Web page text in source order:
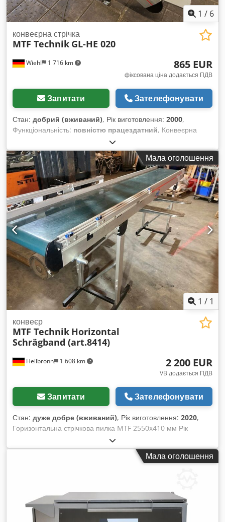
1 / 6
Wiehl 1 716 km
конвеєрна стрічка
MTF Technik GL-HE 020
865 EUR
фіксована ціна додається ПДВ
Запитати Зателефонувати
Стан: добрий (вживаний), Рік виготовлення: 2000,
Функціональність: повністю працездатний, Конвеєрна
стрічка фірми MTF пропонується на продаж: Довжина: 1300
мм Загальна ширина: 260 мм плюс двигун 150 мм Робоча
ширина: 160 мм Сколки: 14 штук, висота 20 мм Dwjdpfx Aey
Ugqfokioa Постійна швидкість стрічки: 6 м/хв Направляюча
планка: висота 70 мм Мобільний (на колесах) Висота
видачі: макс. 1010 мм малий бункер
Мала оголошення
1 / 1
Heilbronn 1 608 km
конвеєр
MTF Technik Horizontal
Schrägband (art.8414)
2 200 EUR
VB додається ПДВ
Запитати Зателефонувати
Стан: дуже добре (вживаний), Рік виготовлення: 2020,
Горизонтальна стрічкова пилка MTF 2550x410 мм Рік
випуску: 2020 Dodpex Up R Ijfx Akiowa Ціна: 2 200 євро
Контактна особа: пан Райнер Еккерле
Мала оголошення